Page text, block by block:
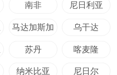
南非 尼日利亚
马达加斯加 乌干达
苏丹 喀麦隆
纳米比亚 尼日尔